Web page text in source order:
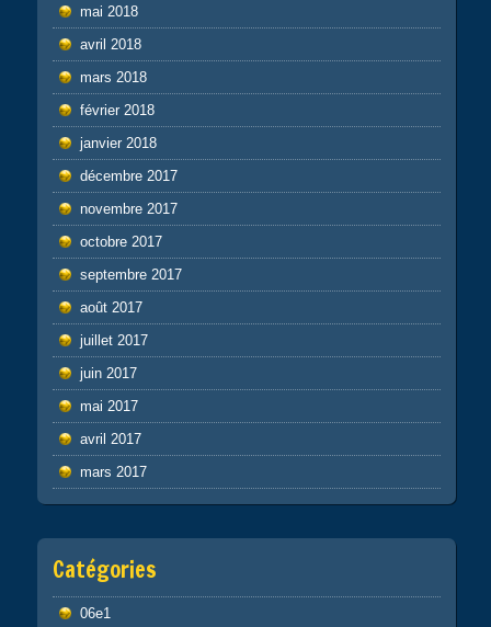
mai 2018
avril 2018
mars 2018
février 2018
janvier 2018
décembre 2017
novembre 2017
octobre 2017
septembre 2017
août 2017
juillet 2017
juin 2017
mai 2017
avril 2017
mars 2017
Catégories
06e1